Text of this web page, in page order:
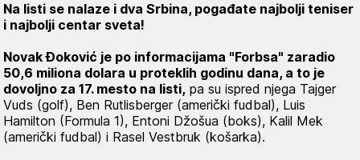
Na listi se nalaze i dva Srbina, pogađate najbolji teniser
i najbolji centar sveta!
Novak Đoković je po informacijama "Forbsa" zaradio
50,6 miliona dolara u proteklih godinu dana, a to je
dovoljno za 17. mesto na listi, pa su ispred njega Tajger
Vuds (golf), Ben Rutlisberger (američki fudbal), Luis
Hamilton (Formula 1), Entoni Džošua (boks), Kalil Mek
(američki fudbal) i Rasel Vestbruk (košarka).